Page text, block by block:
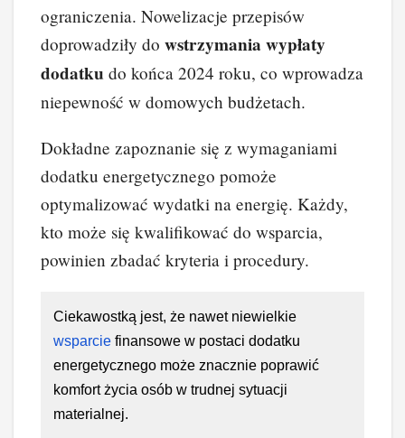
ograniczenia. Nowelizacje przepisów
doprowadziły do wstrzymania wypłaty
dodatku do końca 2024 roku, co wprowadza
niepewność w domowych budżetach.
Dokładne zapoznanie się z wymaganiami
dodatku energetycznego pomoże
optymalizować wydatki na energię. Każdy,
kto może się kwalifikować do wsparcia,
powinien zbadać kryteria i procedury.
Ciekawostką jest, że nawet niewielkie
wsparcie finansowe w postaci dodatku
energetycznego może znacznie poprawić
komfort życia osób w trudnej sytuacji
materialnej.